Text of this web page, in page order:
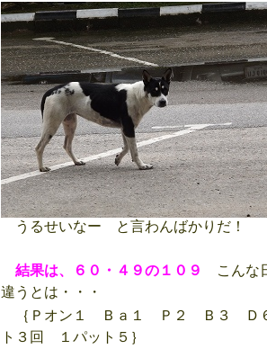
うるせいなー と言わんばかりだ！
結果は、６０・４９の１０９
こんな
違うとは・・・
｛Ｐオン１ Ｂａ１ Ｐ２ Ｂ３ Ｄ
ト３回 １パット５｝